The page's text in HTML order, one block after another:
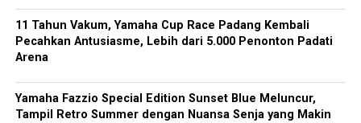
11 Tahun Vakum, Yamaha Cup Race Padang Kembali
Pecahkan Antusiasme, Lebih dari 5.000 Penonton Padati
Arena
Yamaha Fazzio Special Edition Sunset Blue Meluncur,
Tampil Retro Summer dengan Nuansa Senja yang Makin